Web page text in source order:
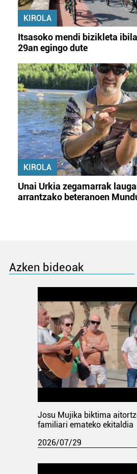
KIROLA
Itsasoko mendi bizikleta
29an egingo dute
KIROLA
Unai Urkia zegamarrak
arrantzako beteranoen
Azken bideoak
Josu Mujika biktima
familiari emateko ekitaldia
2026/07/29